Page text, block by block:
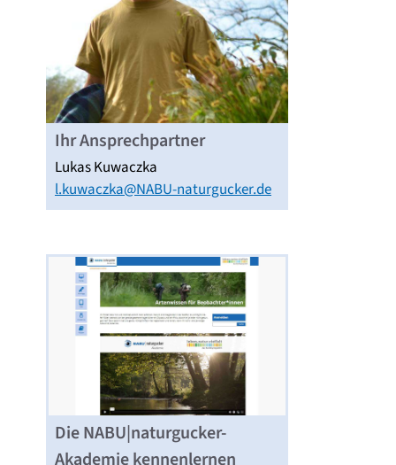
Ihr Ansprechpartner
Lukas Kuwaczka
l.kuwaczka@NABU-naturgucker.de
Die NABU|naturgucker-
Akademie kennenlernen